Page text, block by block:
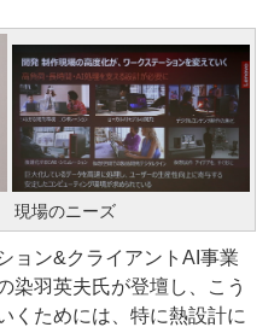
現場のニーズ
ョン&クライアントAI事業
染羽英夫氏が登壇し、こう
くためには、特に熱設計に